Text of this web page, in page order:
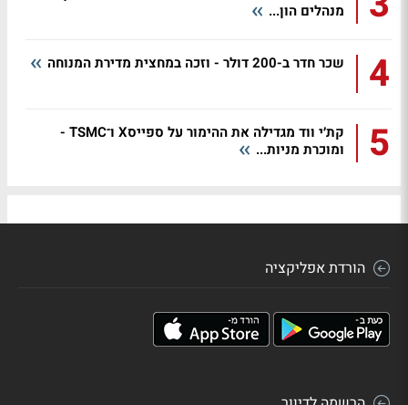
מנהלים הון...
4 שכר חדר ב-200 דולר - וזכה במחצית מדירת המנוחה
5
קת׳י ווד מגדילה את ההימור על ספייסX ו־TSMC -
ומוכרת מניות...
הורדת אפליקציה